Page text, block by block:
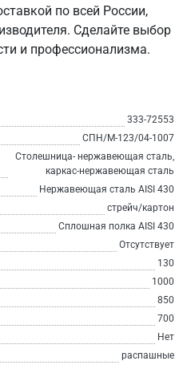
по всей России,
Сделайте выбор
и профессионализма.
333-72553
СПН/М-123/04-1007
Столешница- нержавеющая сталь,
каркас-нержавеющая сталь
Нержавеющая сталь AISI 430
стрейч/картон
Сплошная полка AISI 430
Отсутствует
130
1000
850
700
Нет
распашные